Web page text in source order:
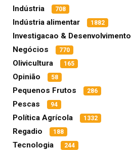
Indústria 708
Indústria alimentar 1882
Investigacao & Desenvolvimento
Negócios 770
Olivicultura 165
Opinião 58
Pequenos Frutos 286
Pescas 94
Política Agrícola 1332
Regadio 188
Tecnologia 244